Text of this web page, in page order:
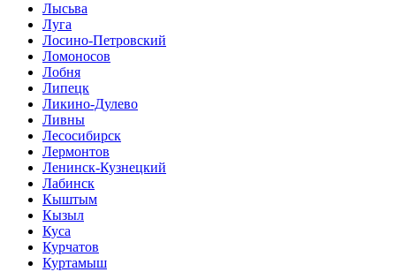
Лысьва
Луга
Лосино-Петровский
Ломоносов
Лобня
Липецк
Ликино-Дулево
Ливны
Лесосибирск
Лермонтов
Ленинск-Кузнецкий
Лабинск
Кыштым
Кызыл
Куса
Курчатов
Куртамыш